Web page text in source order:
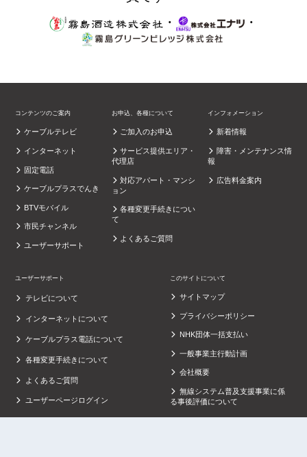
・
・
コンテンツのご案内
ケーブルテレビ
インターネット
固定電話
ケーブルプラスでんき
BTVモバイル
市民チャンネル
ユーザーサポート
お申込、各種について
ご加入のお申込
サービス提供エリア・
代理店
対応アパート・マンシ
ョン
各種変更手続きについ
て
よくあるご質問
インフォメーション
新着情報
障害・メンテナンス情
報
広告料金案内
ユーザーサポート
テレビについて
インターネットについて
ケーブルプラス電話について
各種変更手続きについて
よくあるご質問
ユーザーページログイン
このサイトについて
サイトマップ
プライバシーポリシー
NHK団体一括支払い
一般事業主行動計画
会社概要
無線システム普及支援事業に係
る事後評価について